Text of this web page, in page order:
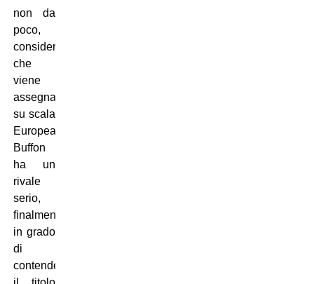
non da
poco,
considerato
che
viene
assegnato
su scala
Europea.
Buffon
ha un
rivale
serio,
finalmente,
in grado
di
contendergli